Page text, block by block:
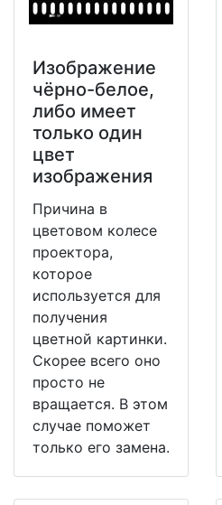
Изображение
чёрно-белое,
либо имеет
только один
цвет
изображения
Причина в
цветовом колесе
проектора,
которое
используется для
получения
цветной картинки.
Скорее всего оно
просто не
вращается. В этом
случае поможет
только его замена.